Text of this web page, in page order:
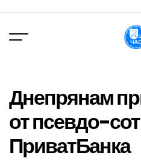
вмісту
Днепрянам
от псевдо-
ПриватБанка